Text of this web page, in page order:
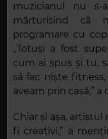
muzicianul nu s-
mărturisind că
programare cu
„Totuși a fost
cum ai spus și tu,
să fac niște
aveam prin casă,” a
Chiar și așa,
fi creativi,” a